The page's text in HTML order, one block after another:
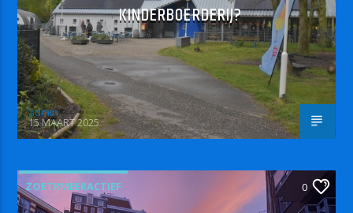
KINDERBOERDERIJ?
admin
15 MAART 2025
ZOETRMEERACTIEF 0